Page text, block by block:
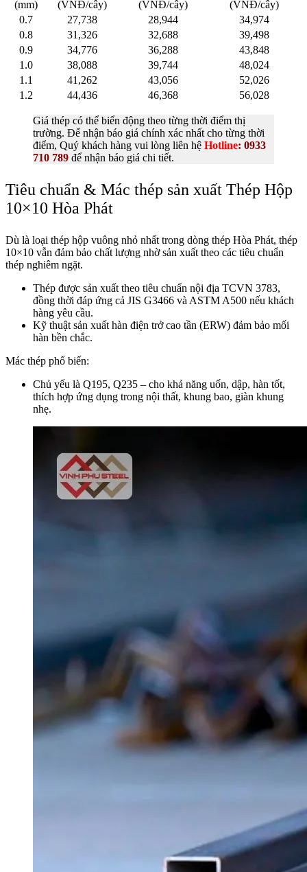
(mm) (VNĐ/cây) (VNĐ/cây)
(VNĐ/cây)
0.7
27,738 28,944
34,974
0.8
31,326 32,688
39,498
0.9
34,776 36,288
43,848
1.0
38,088 39,744
48,024
1.1
41,262 43,056
52,026
1.2
44,436 46,368 56,028
Giá thép có thể biển động theo từng thời điểm thị
trường. Để nhận báo giá chính xác nhất cho từng thời
điểm, Quý khách hàng vui lòng liên hệ Hotline: 0933
710 789 để nhận báo giá chi tiết.
Tiêu chuẩn & Mác thép sản xuất Thép Hộp
10×10 Hòa Phát
Dù là loại thép hộp vuông nhỏ nhất trong dòng thép Hòa Phát, thép
10×10 vẫn đảm bảo chất lượng nhờ sản xuất theo các tiêu chuẩn
thép nghiêm ngặt.
Thép được sản xuất theo tiêu chuẩn nội địa TCVN 3783,
đồng thời đáp ứng cả JIS G3466 và ASTM A500 nếu khách
hàng yêu cầu.
Kỹ thuật sản xuất hàn điện trở cao tần (ERW) đảm bảo mối
hàn bền chắc.
Mác thép phổ biến:
Chủ yếu là Q195, Q235 – cho khả năng uốn, dập, hàn tốt,
thích hợp ứng dụng trong nội thất, khung bao, giàn khung
nhẹ.